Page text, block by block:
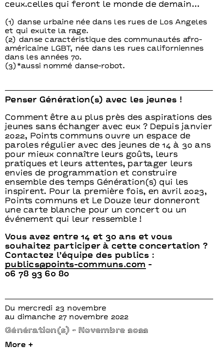
ceux.celles qui feront le monde de demain…
(1) danse urbaine née dans les rues de Los Angeles
et qui exulte la rage.
(2) danse caractéristique des communautés afro-
américaine LGBT, née dans les rues californiennes
dans les années 70.
(3)*aussi nommé danse-robot.
Penser Génération(s) avec les jeunes !
Comment être au plus près des aspirations des
jeunes sans échanger avec eux ? Depuis janvier
2022, Points communs ouvre un espace de
paroles régulier avec des jeunes de 14 à 30 ans
pour mieux connaître leurs goûts, leurs
pratiques et leurs attentes, partager leurs
envies de programmation et construire
ensemble des temps Génération(s) qui les
inspirent. Pour la première fois, en avril 2023,
Points communs et Le Douze leur donneront
une carte blanche pour un concert ou un
événement qui leur ressemble !
Vous avez entre 14 et 30 ans et vous
souhaitez participer à cette concertation ?
Contactez l’équipe des publics :
publics@points-communs.com -
06 78 93 60 80
Du mercredi 23 novembre
au dimanche 27 novembre 2022
Génération(s) - Novembre 2022
More +